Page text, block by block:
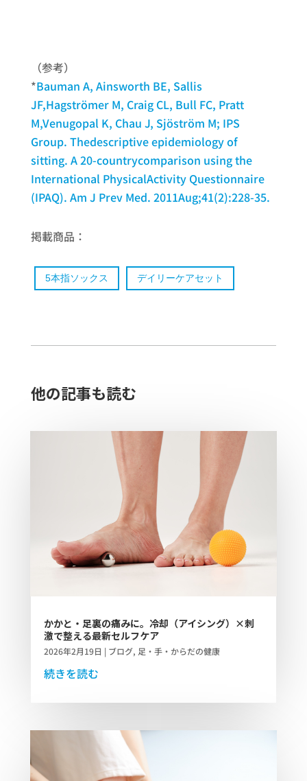
（参考）
*Bauman A, Ainsworth BE, Sallis
JF,Hagströmer M, Craig CL, Bull FC, Pratt
M,Venugopal K, Chau J, Sjöström M; IPS
Group. Thedescriptive epidemiology of
sitting. A 20-countrycomparison using the
International PhysicalActivity Questionnaire
(IPAQ). Am J Prev Med. 2011Aug;41(2):228-35.
掲載商品：
5本指ソックス​ デイリーケアセット
他の記事も読む​
かかと・足裏の痛みに。冷却（アイシング）×刺
激で整える最新セルフケア
2026年2月19日 | ブログ, 足・手・からだの健康
続きを読む